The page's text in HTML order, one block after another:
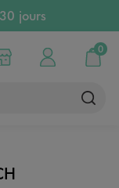
jours
50€
magasin
en magasin
mon magasin
Mon compte
0
Mon